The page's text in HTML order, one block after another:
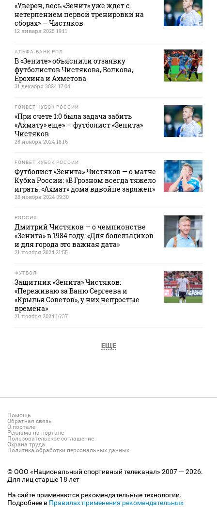
«Уверен, весь «Зенит» уже ждет с
нетерпением первой тренировки на
сборах» — Чистяков
12 января 2025 19:11
АЛЬФА-БАНК РПЛ
В «Зените» объяснили отзаявку
футболистов Чистякова, Волкова,
Ерохина и Ахметова
31 декабря 2024 17:04
FONBET КУБОК РОССИИ
«При счете 1:0 была задача забить
«Ахмату» еще» — футболист «Зенита»
Чистяков
28 ноября 2024 18:16
FONBET КУБОК РОССИИ
Футболист «Зенита» Чистяков — о матче
Кубка России: «В Грозном всегда тяжело
играть. «Ахмат» дома вдвойне заряжен»
28 ноября 2024 09:30
РОССИЯ
Дмитрий Чистяков — о чемпионстве
«Зенита» в 1984 году: «Для болельщиков
и для города это важная дата»
21 ноября 2024 21:55
ФУТБОЛ
Защитник «Зенита» Чистяков:
«Переживаю за Ваню Сергеева и
«Крылья Советов», у них непростые
времена»
21 ноября 2024 16:37
ЕЩЕ
Помощь
Обратная связь
О портале
Реклама на портале
Пользовательское соглашение
Охрана труда
Политика обработки персональных данных
© ООО «Национальный спортивный телеканал» 2007 — 2026.
Для лиц старше 18 лет
На сайте применяются рекомендательные технологии.
Подробнее в Правилах применения рекомендательных